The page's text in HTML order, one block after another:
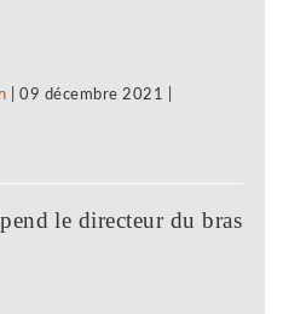
|09 décembre 2021
le directeur du bras